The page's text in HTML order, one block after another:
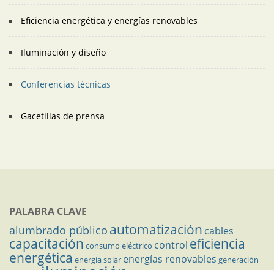
Eficiencia energética y energías renovables
Iluminación y diseño
Conferencias técnicas
Gacetillas de prensa
PALABRA CLAVE
alumbrado público automatización cables
capacitación consumo eléctrico control eficiencia
energética energía solar energías renovables generación